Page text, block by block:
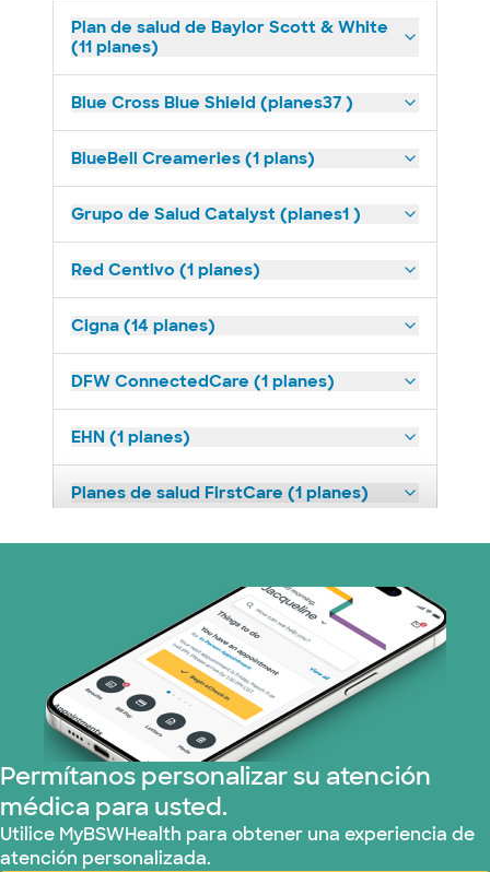
Plan de salud de Baylor Scott & White
(11 planes)
Blue Cross Blue Shield (planes37 )
BlueBell Creameries (1 plans)
Grupo de Salud Catalyst (planes1 )
Red Centivo (1 planes)
Cigna (14 planes)
DFW ConnectedCare (1 planes)
EHN (1 planes)
Planes de salud FirstCare (1 planes)
HealthSmart (2 planes)
Imagine Health (1 planes)
Independent Medical Systems (1 plans)
Medicare (2 planes)
Nebraska Furniture Mart (3 planes)
Red PHCS (1 planes)
Permítanos personalizar su atención
médica para usted.
Utilice MyBSWHealth para obtener una experiencia de
atención personalizada.